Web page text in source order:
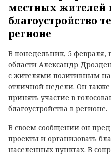
местных жителей
благоустройство
регионе
В понедельник, 5 февраля,
области Александр
с жителями позитивным
отличной недели. Он
принять участие в
благоустройства в регионе.
В своем сообщении он
проекты и организовать
населенных пунктах. В